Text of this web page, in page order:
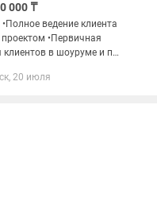
000 ₸
ведение клиента
•Первичная
клиентов в шоуруме и по
стиля заказчика.
20 июля